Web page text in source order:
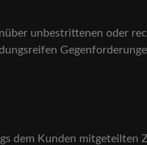
unbestrittenen oder
dem Kunden mitgeteilten